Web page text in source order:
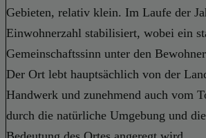
Gebieten, relativ klein. Im Laufe der
Einwohnerzahl stabilisiert, wobei ein
Gemeinschaftssinn unter den
Der Ort lebt hauptsächlich von der
Handwerk und zunehmend auch vom
durch die natürliche Umgebung und